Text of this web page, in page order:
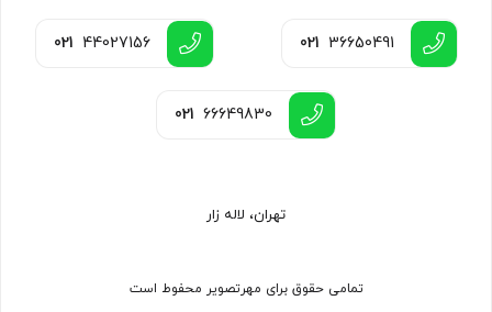
021 36650491
021 44027156
021 66649830
تهران، لاله زار
تمامی حقوق برای مهرتصویر محفوط است